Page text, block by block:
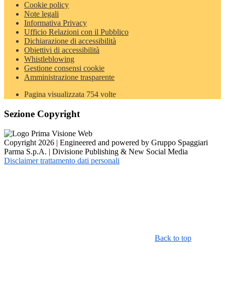
Cookie policy
Note legali
Informativa Privacy
Ufficio Relazioni con il Pubblico
Dichiarazione di accessibilità
Obiettivi di accessibilità
Whistleblowing
Gestione consensi cookie
Amministrazione trasparente
Pagina visualizzata 754 volte
Sezione Copyright
Copyright 2026 | Engineered and powered by Gruppo Spaggiari
Parma S.p.A. | Divisione Publishing & New Social Media
Disclaimer trattamento dati personali
Back to top